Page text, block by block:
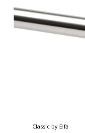
Classic by Elfa